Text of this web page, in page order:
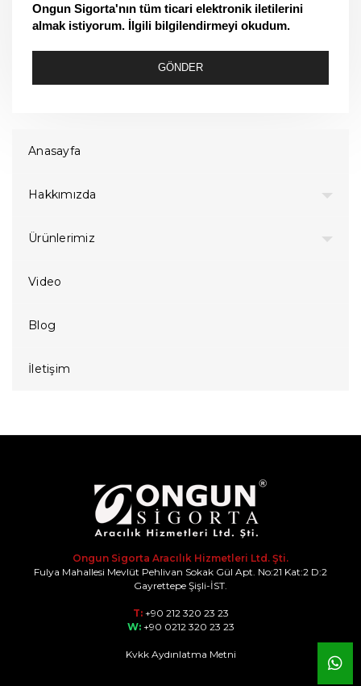
Ongun Sigorta'nın tüm ticari elektronik iletilerini
almak istiyorum. İlgili bilgilendirmeyi okudum.
GÖNDER
Anasayfa
Hakkımızda
Ürünlerimiz
Video
Blog
İletişim
Ongun Sigorta Aracılık Hizmetleri Ltd. Şti.
Fulya Mahallesi Mevlüt Pehlivan Sokak Gül Apt. No:21 Kat:2 D:2
Gayrettepe Şişli-İST.
T:+90 212 320 23 23
W:+90 0212 320 23 23
Kvkk Aydınlatma Metni